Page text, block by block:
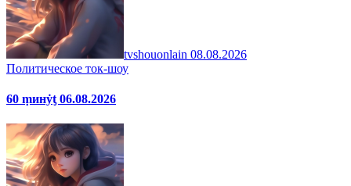
tvshouonlain 08.08.2026
Политическое ток-шоу
60 ṃинẏƫ 06.08.2026